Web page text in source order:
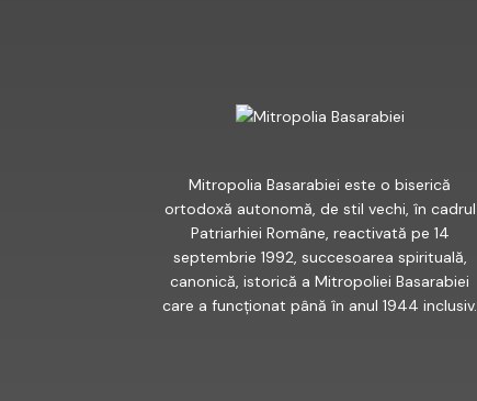
Mitropolia Basarabiei este o biserică
ortodoxă autonomă, de stil vechi, în cadrul
Patriarhiei Române, reactivată pe 14
septembrie 1992, succesoarea spirituală,
canonică, istorică a Mitropoliei Basarabiei
care a funcționat până în anul 1944 inclusiv.